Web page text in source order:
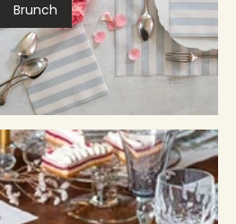
Brunch